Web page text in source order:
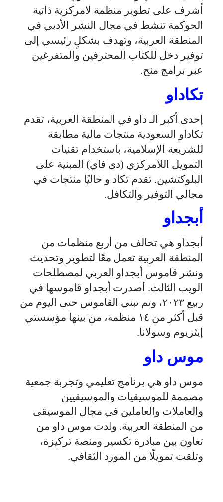
أشرف على تطوير منظمة لامركزية ذاتية
الحوكمة تنشط في مجال النشر الأدبي في
المنطقة العربية، وتهدف بشكلٍ رئيسي إلى
توفير دخل للكتاب المحترفين والمتفرغين
عبر برامج منح.
تكاداو
إحدى أكبر الـ داو في المنطقة العربية، تقدم
تكاداو السعودية منتجات مالية مطابقة
للشريعة الإسلامية، باستخدام تقنيات
التمويل اللامركزي (دي فاي) المبنية على
البلوكتشين. تقدم تكاداو حاليًا منتجات في
مجالي التوفير والتكافل.
أبجداو
أبجداو هي تحالف من أربع منظمات من
المنطقة العربية تعمل معًا لتطوير وتحديث
ونشر قاموس أبجداو العربي لمصطلحات
الويب الثالث. أصدرت أبجداو قاموسها في
ربيع ٢٠٢٣، وتم تبني القاموس حتى اليوم من
قبل أكثر من ١٤ منظمة، من بينها مؤسستي
إيثريوم وسولانا.
موس داو
موس داو هي برنامج تعليمي وتجربة جمعية
مصممة للموسيقيات والموسيقيين
والعاملات والعاملين في مجال الموسيقى
من المنطقة العربية. ولدت موس داو من
تعاون بين مبادرة تكسير ومنصة تركيزة،
وتلقت تمويلًا من المورد الثقافي.